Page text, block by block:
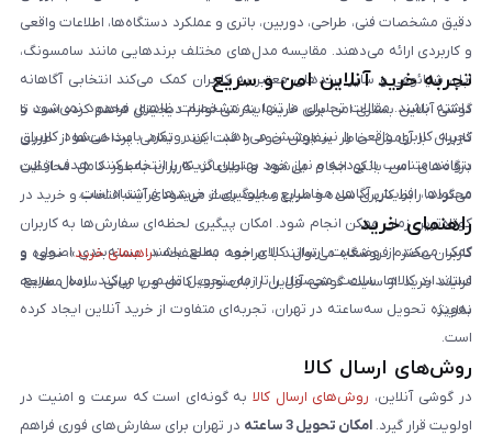
دقیق مشخصات فنی، طراحی، دوربین، باتری و عملکرد دستگاه‌ها، اطلاعات واقعی
و کاربردی ارائه می‌دهند. مقایسه مدل‌های مختلف برندهایی مانند سامسونگ،
اپل، شیائومی و سایر برندهای معتبر به کاربران کمک می‌کند انتخابی آگاهانه
داشته باشند. مقالات تحلیلی ما تنها به مشخصات ظاهری محدود نمی‌شود و
تجربه کاربری واقعی را نیز پوشش می‌دهد. این رویکرد باعث می‌شود کاربران
بتوانند متناسب با بودجه و نیاز خود بهترین گزینه را انتخاب کنند. هدف از این
محتواها، افزایش آگاهی مخاطبان و جلوگیری از خریدهای اشتباه است.
تجربه خرید آنلاین امن و سریع
گوشی آنلاین بستری امن برای خرید اینترنتی لوازم دیجیتال فراهم کرده است تا
کاربران با آرامش خاطر سفارش خود را ثبت کنند. تمامی پرداخت‌ها از طریق
درگاه‌های امن بانکی انجام می‌شود و اطلاعات کاربران به‌طور کامل محافظت
می‌گردد. رابط کاربری ساده و سریع سایت باعث می‌شود فرآیند انتخاب و خرید در
کوتاه‌ترین زمان ممکن انجام شود. امکان پیگیری لحظه‌ای سفارش‌ها به کاربران
کمک می‌کند از وضعیت ارسال کالای خود مطلع باشند. بسته‌بندی اصولی و
استاندارد کالاها، سلامت محصول را تا زمان تحویل تضمین می‌کند. ارسال سریع،
به‌ویژه تحویل سه‌ساعته در تهران، تجربه‌ای متفاوت از خرید آنلاین ایجاد کرده
است.
راهنمای خرید
کاربران محترم فروشگاه می‌توانند با مراجعه به صفحه «راهنمای خرید»، نحوه و
فرایند خرید از سایت گوشی آنلاین را به‌صورت کامل و با زبانی ساده مطالعه
نمایند.
روش‌های ارسال کالا
در گوشی آنلاین، روش‌های ارسال کالا به گونه‌ای است که سرعت و امنیت در
اولویت قرار گیرد. امکان تحویل 3 ساعته
در تهران برای سفارش‌های فوری فراهم